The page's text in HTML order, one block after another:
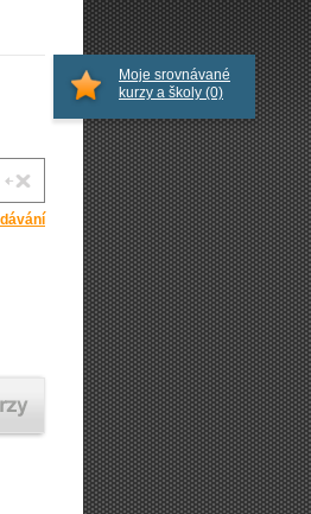
Moje srovnávané
kurzy a školy (0)